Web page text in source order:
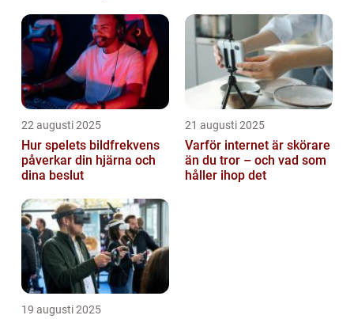
22 augusti 2025
Hur spelets bildfrekvens
påverkar din hjärna och
dina beslut
21 augusti 2025
Varför internet är skörare
än du tror – och vad som
håller ihop det
19 augusti 2025